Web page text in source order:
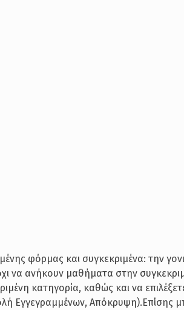
φόρμας και συγκεκριμένα: την
να ανήκουν μαθήματα στην
κατηγορία, καθώς και να
Εγγεγραμμένων, Απόκρυψη).Επίσης